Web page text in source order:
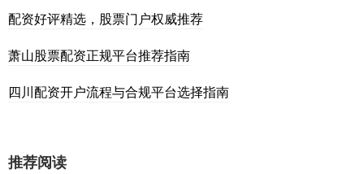
配资好评精选，股票门户权威推荐
萧山股票配资正规平台推荐指南
四川配资开户流程与合规平台选择指南
推荐阅读